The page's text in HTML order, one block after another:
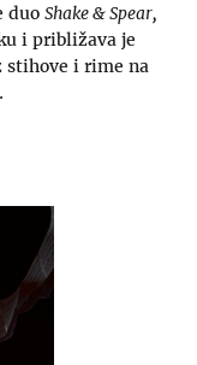
duo Shake & Spear,
i približava je
stihove i rime na